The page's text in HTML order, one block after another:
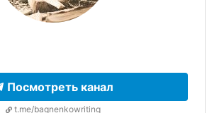
Посмотреть канал
t.me/bagnenkowriting